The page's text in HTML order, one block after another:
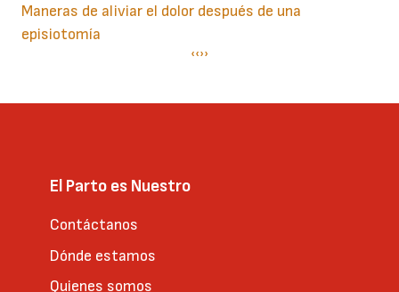
Maneras de aliviar el dolor después de una
episiotomía
Página
‹‹Siguiente
››
El Parto es Nuestro
Contáctanos
Dónde estamos
Quienes somos